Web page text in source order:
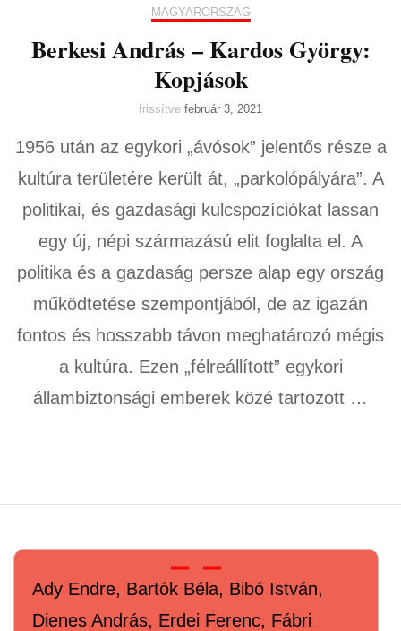
MAGYARORSZÁG
Berkesi András – Kardos György:
Kopjások
frissítve február 3, 2021
1956 után az egykori „ávósok” jelentős része a
kultúra területére került át, „parkolópályára”. A
politikai, és gazdasági kulcspozíciókat lassan
egy új, népi származású elit foglalta el. A
politika és a gazdaság persze alap egy ország
működtetése szempontjából, de az igazán
fontos és hosszabb távon meghatározó mégis
a kultúra. Ezen „félreállított” egykori
állambiztonsági emberek közé tartozott …
Ady Endre, Bartók Béla, Bibó István,
Dienes András, Erdei Ferenc, Fábri